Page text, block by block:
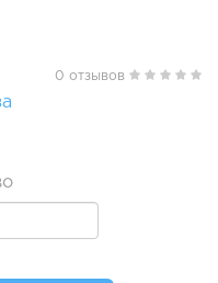
0 отзывов